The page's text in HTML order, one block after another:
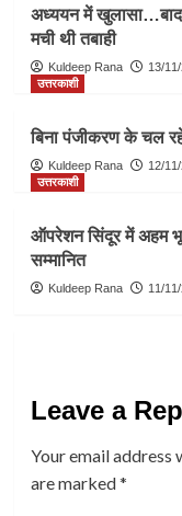
अध्ययन में
मची थी तबाही
Kuldeep Rana
13/
उत्तरकाशी
बिना पंजीकरण के चल
Kuldeep Rana
12/
उत्तरकाशी
ऑपरेशन सिंदूर में अहम
सम्मानित
Kuldeep Rana 11/
Leave a
Your email address
are marked*